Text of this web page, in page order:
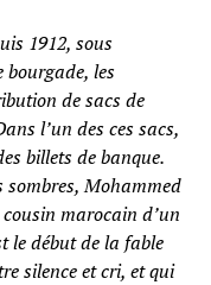
1912, sous
les
de sacs de
l’un des ces sacs,
billets de banque.
sombres, Mohammed
marocain d’un
le début de la fable
silence et cri, et qui